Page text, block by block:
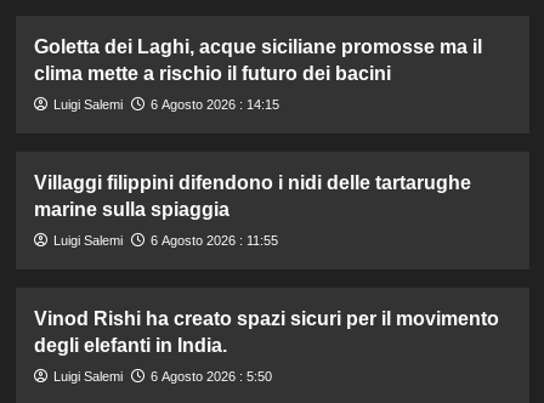
Goletta dei Laghi, acque siciliane promosse ma il
clima mette a rischio il futuro dei bacini
Luigi Salemi 6 Agosto 2026 : 14:15
Villaggi filippini difendono i nidi delle tartarughe
marine sulla spiaggia
Luigi Salemi 6 Agosto 2026 : 11:55
Vinod Rishi ha creato spazi sicuri per il movimento
degli elefanti in India.
Luigi Salemi 6 Agosto 2026 : 5:50